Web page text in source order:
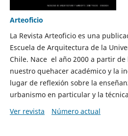
Arteoficio
La Revista Arteoficio es una
Escuela de Arquitectura de la
Chile. Nace el año 2000 a partir
nuestro quehacer académico y la
lugar de reflexión sobre la
urbanismo en particular y la
Ver revista
Número actual